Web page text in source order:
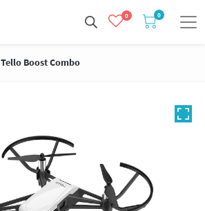
0 0
Tello Boost Combo